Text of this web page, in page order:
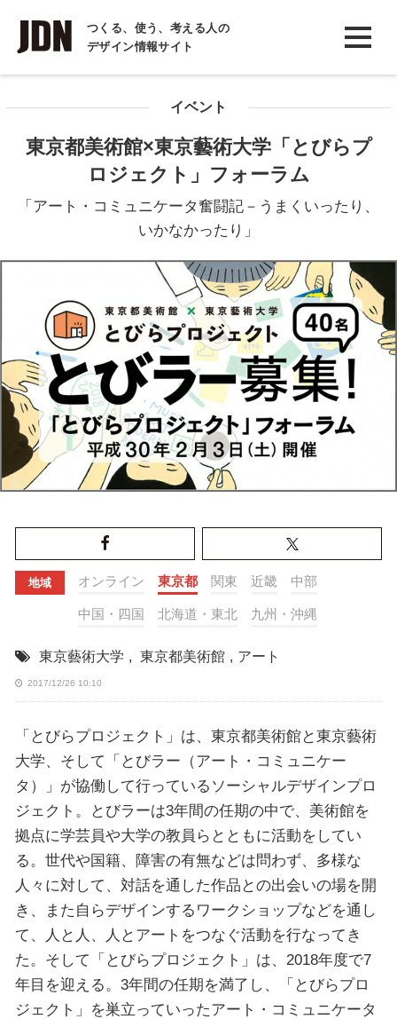
つくる、使う、考える人の
デザイン情報サイト
INTERVIEW
インタビュー
COLUMN
イベント
東京都美術館×東京藝術大学「とびらプ
ロジェクト」フォーラム
「アート・コミュニケータ奮闘記－うまくいったり、
いかなかったり」
地域 オンライン 東京都 関東 近畿 中部
中国・四国 北海道・東北 九州・沖縄
東京藝術大学 , 東京都美術館 , アート
2017/12/26 10:10
「とびらプロジェクト」は、東京都美術館と東京藝術
大学、そして「とびラー（アート・コミュニケー
タ）」が協働して行っているソーシャルデザインプロ
ジェクト。とびラーは3年間の任期の中で、美術館を
拠点に学芸員や大学の教員らとともに活動をしてい
る。世代や国籍、障害の有無などは問わず、多様な
人々に対して、対話を通した作品との出会いの場を開
き、また自らデザインするワークショップなどを通し
て、人と人、人とアートをつなぐ活動を行なってき
た。そして「とびらプロジェクト」は、2018年度で7
年目を迎える。3年間の任期を満了し、「とびらプロ
ジェクト」を巣立っていったアート・コミュニケータ